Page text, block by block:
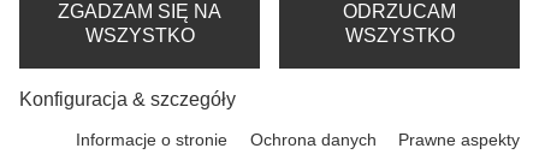
ZGADZAM SIĘ NA
WSZYSTKO
ODRZUCAM
WSZYSTKO
Konfiguracja & szczegóły
Informacje o stronie Ochrona danych Prawne aspekty